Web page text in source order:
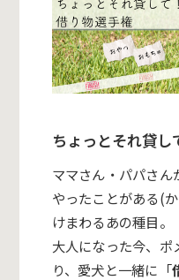
ちょっとそれ貸
ママさん・パパさ
やったことがある(
けまわるあの種目。
大人になった今、
り、愛犬と一緒に「